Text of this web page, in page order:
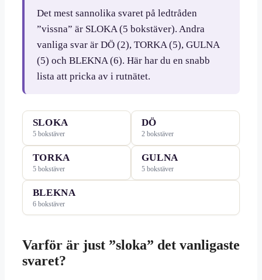
Det mest sannolika svaret på ledtråden
”vissna” är SLOKA (5 bokstäver). Andra
vanliga svar är DÖ (2), TORKA (5), GULNA
(5) och BLEKNA (6). Här har du en snabb
lista att pricka av i rutnätet.
SLOKA
5 bokstäver
DÖ
2 bokstäver
TORKA
5 bokstäver
GULNA
5 bokstäver
BLEKNA
6 bokstäver
Varför är just ”sloka” det vanligaste
svaret?